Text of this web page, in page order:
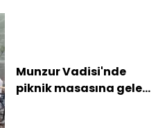
Munzur Vadisi'nde
piknik masasına gelen